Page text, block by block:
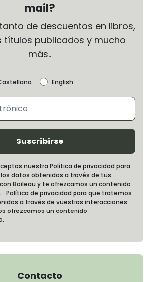
mail?
de descuentos en libros,
títulos publicados y mucho
más..
English
Suscribirse
nuestra Política de privacidad para
datos obtenidos a través de tus
Boileau y te ofrezcamos un contenido
Política de privacidad para que tratemos
a través de vuestras interacciones
ofrezcamos un contenido
Contacto